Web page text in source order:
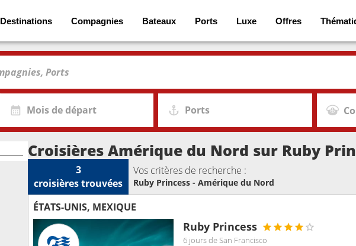
Destinations Compagnies Bateaux Ports Luxe Offres
Mois de départ Ports
Croisières Amérique du Nord sur Ruby
3
croisièrestrouvées
Vos critères de recherche :
Ruby Princess - Amérique du Nord
ÉTATS-UNIS, MEXIQUE
Ruby Princess
6 joursde San Francisco